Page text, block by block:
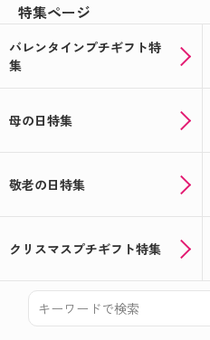
★☆バレンタインの注文
新年会の手土産に！！写
ルお菓子やドリンクで盛り
届け！
つくろう★☆★☆
特集ページ
バレンタインプチギフト特
集
母の日特集
敬老の日特集
クリスマスプチギフト特集